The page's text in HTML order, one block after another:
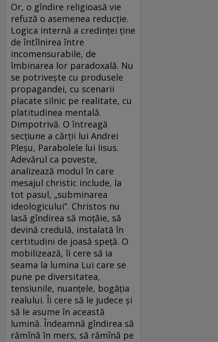
Or, o gîndire religioasă vie
refuză o asemenea reducţie.
Logica internă a credinţei ţine
de întîlnirea între
incomensurabile, de
îmbinarea lor paradoxală. Nu
se potriveşte cu produsele
propagandei, cu scenarii
placate silnic pe realitate, cu
platitudinea mentală.
Dimpotrivă. O întreagă
secţiune a cărţii lui Andrei
Pleşu, Parabolele lui Iisus.
Adevărul ca poveste,
analizează modul în care
mesajul christic include, la
tot pasul, „subminarea
ideologicului”. Christos nu
lasă gîndirea să moţăie, să
devină credulă, instalată în
certitudini de joasă speţă. O
mobilizează, îi cere să ia
seama la lumina Lui care se
pune pe diversitatea,
tensiunile, nuanţele, bogăţia
realului. Îi cere să le judece şi
să le asume în această
lumină. Îndeamnă gîndirea să
rămînă în mers, să rămînă pe